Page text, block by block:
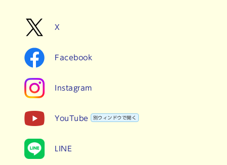
X
Facebook
Instagram
YouTube 別ウィンドウで開く
LINE